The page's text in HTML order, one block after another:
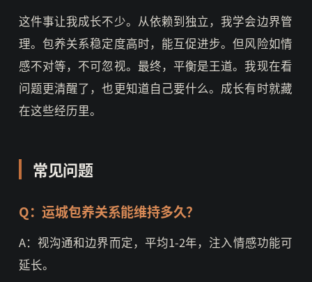
这件事让我成长不少。从依赖到独立，我学会边界管
理。包养关系稳定度高时，能互促进步。但风险如情
感不对等，不可忽视。最终，平衡是王道。我现在看
问题更清醒了，也更知道自己要什么。成长有时就藏
在这些经历里。
常见问题
Q：运城包养关系能维持多久？
A：视沟通和边界而定，平均1-2年，注入情感功能可
延长。